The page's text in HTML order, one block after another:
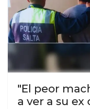
"El peor
a ver a su